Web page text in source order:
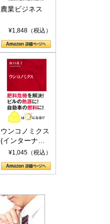
農業ビジネス
¥1,848（税込）
ウンコノミクス
(インターナシ
ョナル新書)
¥1,045（税込）